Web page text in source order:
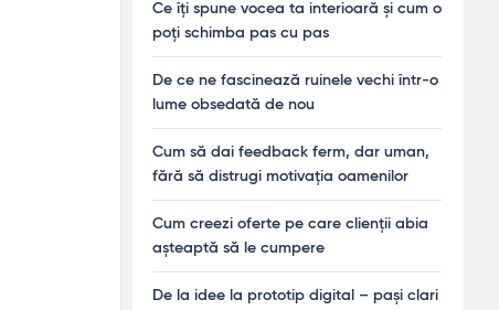
Ce îți spune vocea ta interioară și cum o
poți schimba pas cu pas
De ce ne fascinează ruinele vechi într-o
lume obsedată de nou
Cum să dai feedback ferm, dar uman,
fără să distrugi motivația oamenilor
Cum creezi oferte pe care clienții abia
așteaptă să le cumpere
De la idee la prototip digital – pași clari